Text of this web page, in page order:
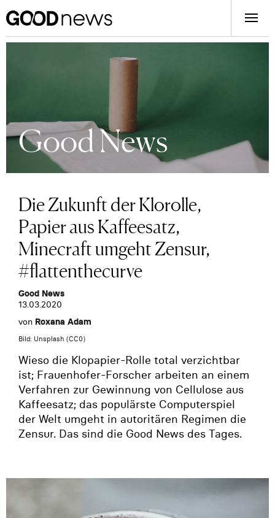
Good News
Die Zukunft der Klorolle,
Papier aus Kaffeesatz,
Minecraft umgeht Zensur,
#flattenthecurve
Good News
13.03.2020
von Roxana Adam
Bild: Unsplash (CC0)
Wieso die Klopapier-Rolle total verzichtbar
ist; Frauenhofer-Forscher arbeiten an einem
Verfahren zur Gewinnung von Cellulose aus
Kaffeesatz; das populärste Computerspiel
der Welt umgeht in autoritären Regimen die
Zensur. Das sind die Good News des Tages.